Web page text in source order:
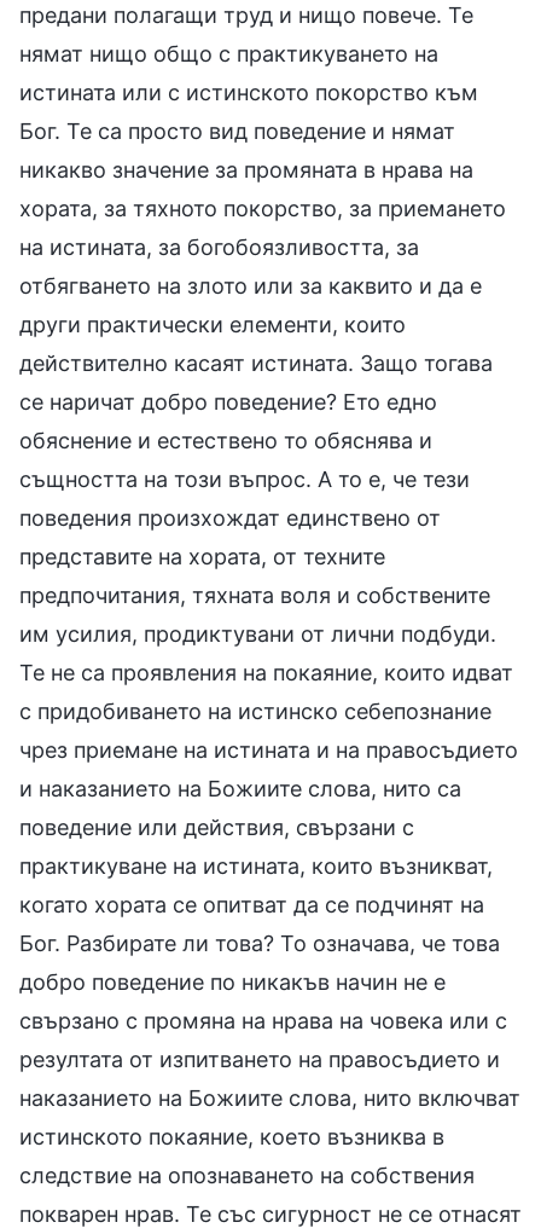
предани полагащи труд и нищо повече. Те
нямат нищо общо с практикуването на
истината или с истинското покорство към
Бог. Те са просто вид поведение и нямат
никакво значение за промяната в нрава на
хората, за тяхното покорство, за приемането
на истината, за богобоязливостта, за
отбягването на злото или за каквито и да е
други практически елементи, които
действително касаят истината. Защо тогава
се наричат добро поведение? Ето едно
обяснение и естествено то обяснява и
същността на този въпрос. А то е, че тези
поведения произхождат единствено от
представите на хората, от техните
предпочитания, тяхната воля и собствените
им усилия, продиктувани от лични подбуди.
Те не са проявления на покаяние, които идват
с придобиването на истинско себепознание
чрез приемане на истината и на правосъдието
и наказанието на Божиите слова, нито са
поведение или действия, свързани с
практикуване на истината, които възникват,
когато хората се опитват да се подчинят на
Бог. Разбирате ли това? То означава, че това
добро поведение по никакъв начин не е
свързано с промяна на нрава на човека или с
резултата от изпитването на правосъдието и
наказанието на Божиите слова, нито включват
истинското покаяние, което възниква в
следствие на опознаването на собствения
покварен нрав. Те със сигурност не се отнасят